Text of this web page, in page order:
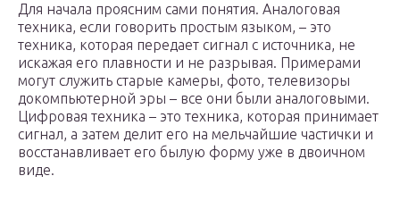
Для начала проясним сами понятия. Аналоговая
техника, если говорить простым языком, – это
техника, которая передает сигнал с источника, не
искажая его плавности и не разрывая. Примерами
могут служить старые камеры, фото, телевизоры
докомпьютерной эры – все они были аналоговыми.
Цифровая техника – это техника, которая принимает
сигнал, а затем делит его на мельчайшие частички и
восстанавливает его былую форму уже в двоичном
виде.